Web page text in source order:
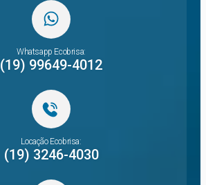
Whatsapp Ecobrisa:
(19) 99649-4012
Locação Ecobrisa:
(19) 3246-4030